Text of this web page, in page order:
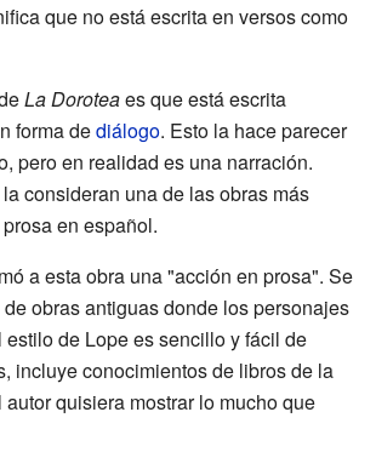
que no está escrita en versos como
La Doroteaes que está escrita
forma dediálogo. Esto la hace parecer
pero en realidad es una narración.
consideran una de las obras más
en español.
a esta obra una "acción en prosa". Se
obras antiguas donde los personajes
estilo de Lope es sencillo y fácil de
incluye conocimientos de libros de la
quisiera mostrar lo mucho que